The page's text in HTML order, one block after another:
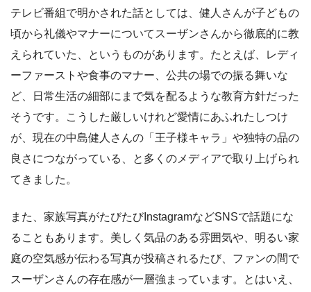
テレビ番組で明かされた話としては、健人さんが子どもの
頃から礼儀やマナーについてスーザンさんから徹底的に教
えられていた、というものがあります。たとえば、レディ
ーファーストや食事のマナー、公共の場での振る舞いな
ど、日常生活の細部にまで気を配るような教育方針だった
そうです。こうした厳しいけれど愛情にあふれたしつけ
が、現在の中島健人さんの「王子様キャラ」や独特の品の
良さにつながっている、と多くのメディアで取り上げられ
てきました。
また、家族写真がたびたびInstagramなどSNSで話題にな
ることもあります。美しく気品のある雰囲気や、明るい家
庭の空気感が伝わる写真が投稿されるたび、ファンの間で
スーザンさんの存在感が一層強まっています。とはいえ、